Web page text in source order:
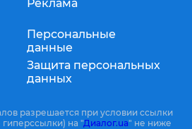
Реклама
Персональные
данные
Защита персональных
данных
разрешается при условии ссылки
на "Диалог.ua" не ниже